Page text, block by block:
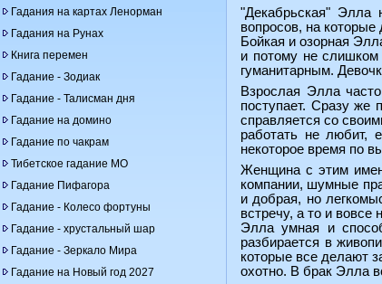
"Декабрьская" Элла
вопросов, на
Бойкая и озорная
и потому не слишком
гуманитарным.
Взрослая Элла
поступает. Сразу же
справляется со
работать не любит,
некоторое время по
Женщина с этим
компании, шумные
и добрая, но
встречу, а то и вовсе
Элла умная и
разбирается в
которые все делают
охотно. В брак Элла
Гадания на картах Ленорман
Гадания на Рунах
Книга перемен
Гадание - Зодиак
Гадание - Талисман дня
Гадание на домино
Гадание по чакрам
Тибетское гадание МО
Гадание Пифагора
Гадание - Колесо фортуны
Гадание - хрустальный шар
Гадание - Зеркало Мира
Гадание на Новый год 2027